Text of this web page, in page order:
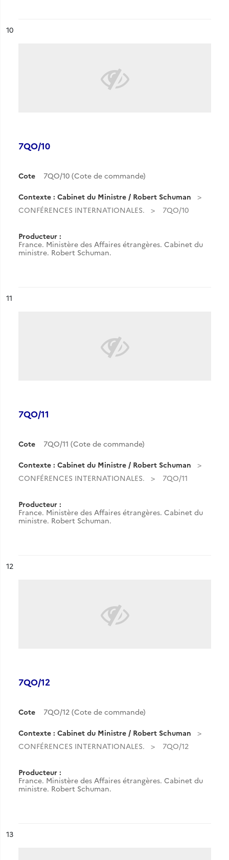
n°
10
7QO/10
Cote 7QO/10 (Cote de commande)
Contexte : Cabinet du Ministre / Robert Schuman
CONFÉRENCES INTERNATIONALES.
7QO/10
Producteur :
France. Ministère des Affaires étrangères. Cabinet du
ministre. Robert Schuman.
n°
11
7QO/11
Cote 7QO/11 (Cote de commande)
Contexte : Cabinet du Ministre / Robert Schuman
CONFÉRENCES INTERNATIONALES.
7QO/11
Producteur :
France. Ministère des Affaires étrangères. Cabinet du
ministre. Robert Schuman.
n°
12
7QO/12
Cote 7QO/12 (Cote de commande)
Contexte : Cabinet du Ministre / Robert Schuman
CONFÉRENCES INTERNATIONALES.
7QO/12
Producteur :
France. Ministère des Affaires étrangères. Cabinet du
ministre. Robert Schuman.
n°
13